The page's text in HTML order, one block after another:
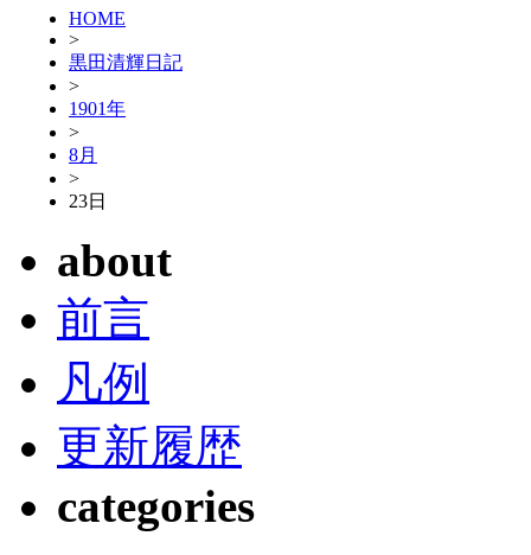
HOME
>
黒田清輝日記
>
1901年
>
8月
>
23日
about
前言
凡例
更新履歴
categories